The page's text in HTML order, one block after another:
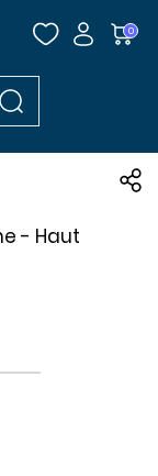
0
aller au pied
Rechercher
- Haut